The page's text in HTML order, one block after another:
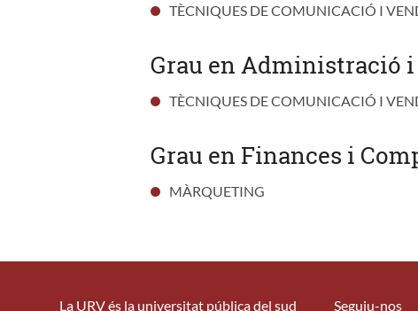
TÈCNIQUES DE COMUNICACIÓ I
Grau en Administració i
TÈCNIQUES DE COMUNICACIÓ I
Grau en Finances i
MÀRQUETING
La URV és la universitat pública del sud
Seguiu-nos